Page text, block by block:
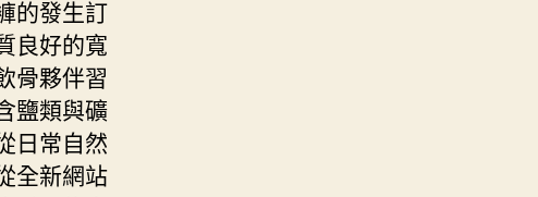
的發生訂
良好的寬
骨夥伴習
鹽類與礦
日常自然
全新網站